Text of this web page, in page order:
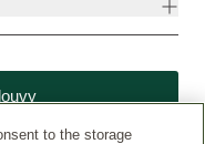
to the storage